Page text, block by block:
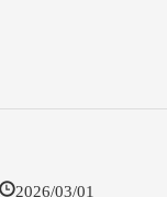
2026/03/01